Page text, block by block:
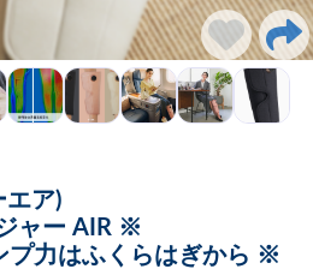
エア)
ャー AIR ※
プ力はふくらはぎから ※